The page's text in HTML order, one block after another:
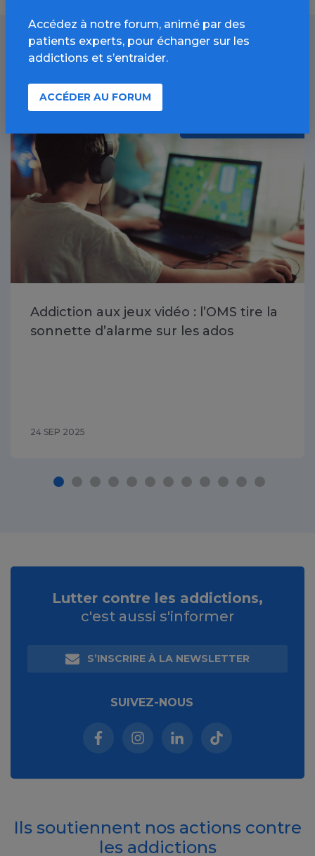
Addiction aux jeux vidéo : l’OMS tire la
sonnette d’alarme sur les ados
24 SEP 2025
Accédez à notre forum, animé par des
patients experts, pour échanger sur les
addictions et s’entraider.
ACCÉDER AU FORUM
Lutter contre les addictions,
c'est aussi s'informer
S’INSCRIRE À LA NEWSLETTER
SUIVEZ-NOUS
Facebook (nouvelle fenêtre)
Instagram (nouvelle fenêtre)
Linkedin (nouvelle
Tiktok (nouvelle
Ils soutiennent nos actions contre
les addictions